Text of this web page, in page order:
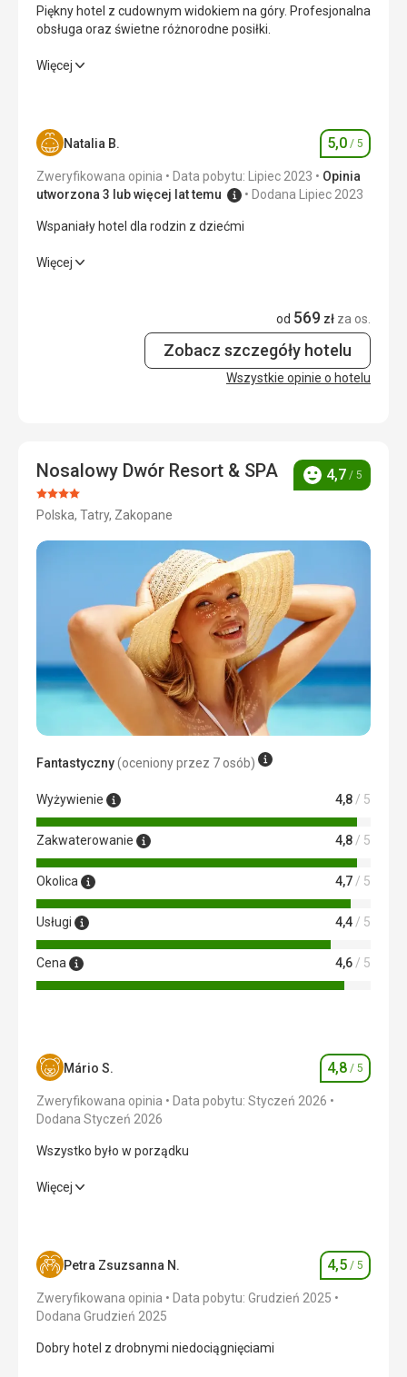
Piękny hotel z cudownym widokiem na góry. Profesjonalna
obsługa oraz świetne różnorodne posiłki.
Piękny hotel z cudownym widokiem na góry. Profesjonalna
Zakwaterowanie 5,0/ 5
Okolica 5,0/ 5
Usługi
Cena
Bliska odległość do szlaków górskich.
Bardzo wysoko oceniam jakość posiłków.
Hotel posiada szeroki zakres usług dodatkowych
Więcej
Natalia B. Ocena
5,0 / 5
Zweryfikowana opinia Data pobytu: Lipiec 2023
Opinia
utworzona 3 lub więcej lat temu
Dodana Lipiec 2023
Wspaniały hotel dla rodzin z dziećmi
Wspaniały hotel dla rodzin z dziećmi
5,0/ 5
5,0/ 5
Wyżywienie
Śniadania bogate i różnorodne.
Zakwaterowanie
Pokój czysty, room service idealny - przemiła i fachowa
Więcej
od 569 zł za os.
Zobacz szczegóły hotelu
Wszystkie opinie o hotelu
Nosalowy Dwór Resort & SPA
Ocena:
4/5
Polska, Tatry, Zakopane
Ocena
4,7 / 5
Fantastyczny(oceniony przez 7 osób)
Wyżywienie 4,8 / 5
Zakwaterowanie 4,8 / 5
Okolica 4,7 / 5
Usługi 4,4 / 5
Cena 4,6 / 5
Mário S. Ocena
4,8 / 5
Zweryfikowana opinia
Data pobytu: Styczeń 2026
Dodana Styczeń 2026
Wszystko było w porządku
Wszystko było w porządku
Zakwaterowanie 5,0/ 5
Okolica 4,0
Więcej
Petra Zsuzsanna N. Ocena
4,5 / 5
Zweryfikowana opinia
Data pobytu: Grudzień 2025
Dodana Grudzień 2025
Dobry hotel z drobnymi niedociągnięciami